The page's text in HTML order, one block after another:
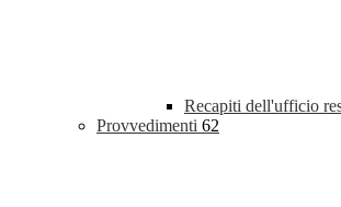
Recapiti dell'ufficio
Provvedimenti 62